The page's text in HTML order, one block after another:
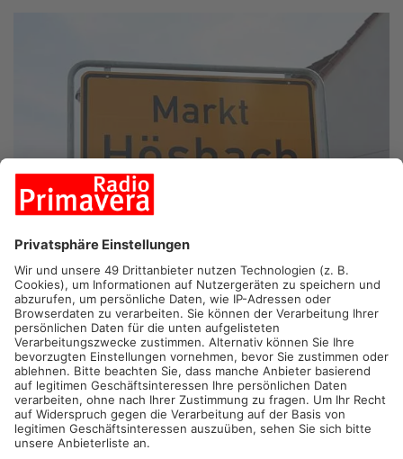
HÖSBACH.In Hösbach kommt am Abend der
Haushaltsausschuss zusammen: Dabei soll der Haushalt für
2021 durchgeführt werden. Außerdem geht uns um einen
Ausblick aufs nächste Jahr. Und die Investitionen bis 2025
stehen auf dem Programm. Los geht’s um 19 Uhr.
Artikel teilen